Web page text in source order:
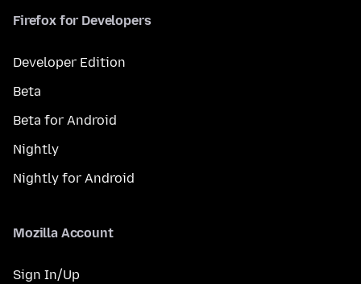
Firefox for Developers
Developer Edition
Beta
Beta for Android
Nightly
Nightly for Android
Mozilla Account
Sign In/Up